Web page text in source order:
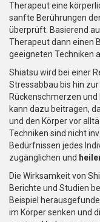
Therapeut eine
sanfte Berührungen
überprüft. Basierend
Therapeut dann einen
geeigneten Techniken
Shiatsu wird bei einer
Stressabbau bis hin
Rückenschmerzen
kann dazu beitragen,
und den Körper vor
Techniken sind nicht
Bedürfnissen jedes
zugänglichen und
Die Wirksamkeit von
Berichte und Studien
Beispiel
im Körper senken und